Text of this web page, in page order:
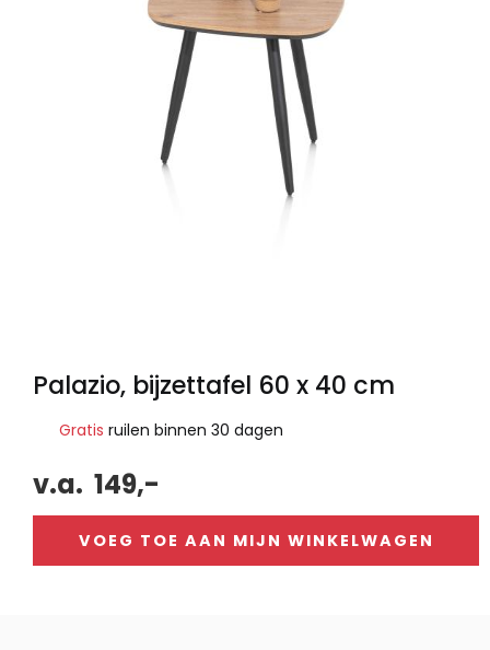
Palazio, bijzettafel 60 x 40 cm
Gratis ruilen binnen 30 dagen
v.a. 149,-
VOEG TOE AAN MIJN WINKELWAGEN